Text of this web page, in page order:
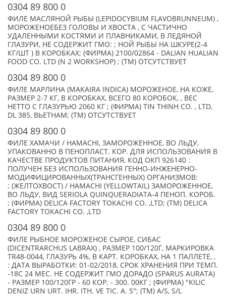
0304 89 800 0
ФИЛЕ МАСЛЯНОЙ РЫБЫ (LEPIDOCYBIUM FLAVOBRUNNEUM) ,
МОРОЖЕНОЕБЕЗ ГОЛОВЫ И ХВОСТА , С ЧАСТИЧНО
УДАЛЕННЫМИ КОСТЯМИ И ПЛАВНИКАМИ, В ЛЕДЯНОЙ
ГЛАЗУРИ, НЕ СОДЕРЖИТ ГМО: ; НОЙ РЫБЫ НА ШКУРЕ(2-4
КГ/ШТ ) В КОРОБКАХ; (ФИРМА) 2100/02864 - DALIAN HUALIAN
FOOD CO. LTD (N 2 WORKSHOP) ; (TM) ОТСУТСТВУЕТ
0304 89 800 0
ФИЛЕ МАРЛИНА (MAKAIRA INDICA) МОРОЖЕНОЕ, НА КОЖЕ,
РАЗМЕР 2-7 КГ, В КОРОБКАХ, ВСЕГО 80 КОРОБОК, , ВЕС
НЕТТО С ГЛАЗУРЬЮ 2060 КГ ; (ФИРМА) TIN THINH CO. , LTD,
DL 385, ВЬЕТНАМ; (TM) ОТСУТСТВУЕТ
0304 89 800 0
ФИЛЕ ХАМАЧИ / HAMACHI, ЗАМОРОЖЕННОЕ, ВО ЛЬДУ,
УПАКОВАННО В ПЕНОПЛАСТ. КОР. ДЛЯ ИСПОЛЬЗОВАНИЯ В
КАЧЕСТВЕ ПРОДУКТОВ ПИТАНИЯ, КОД ОКП 926140 :
ПОЛУЧЕН БЕЗ ИСПОЛЬЗОВАНИЯ ГЕННО-ИНЖЕНЕРНО-
МОДИФИЦИРОВАННЫХ(ТРАНСГЕННЫХ) ОРГАНИЗМОВ:
; (ЖЕЛТОХВОСТ) / HAMACHI (YELLOWTAIL) ЗАМОРОЖЕННОЕ,
ВО ЛЬДУ, ВИД SERIOLA QUINQUERADIATA-4 ПЕНОП. КОРОБ.
; (ФИРМА) DELICA FACTORY TOKACHI CO. ,LTD; (TM) DELICA
FACTORY TOKACHI CO. ,LTD
0304 89 800 0
ФИЛЕ РЫБНОЕ МОРОЖЕНОЕ СЫРОЕ, СИБАС
(DICENTRARCHUS LABRAX) , РАЗМЕР 100/120Г, МАРКИРОВКА
TR48-0044, ГЛАЗУРЬ 4%, В КАРТ. КОРОБКАХ, НА 1 ПАЛЛЕТЕ, ,
: ДАТА ВЫРАБОТКИ: 01-02/2018, СРОК ХРАНЕНИЯ ПРИ ТЕМП.
-18С 24 МЕС. НЕ СОДЕРЖИТ ГМО ДОРАДО (SPARUS AURATA)
- РАЗМЕР 100/120ГР - 60 КОР. - 300. 00КГ ; (ФИРМА) "KILIC
DENIZ URN URT. IHR. ITH. VE TIC. A. S"; (TM) A/S, S/L